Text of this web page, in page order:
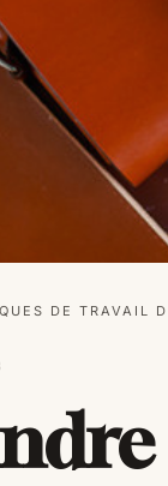
DE TRAVAIL